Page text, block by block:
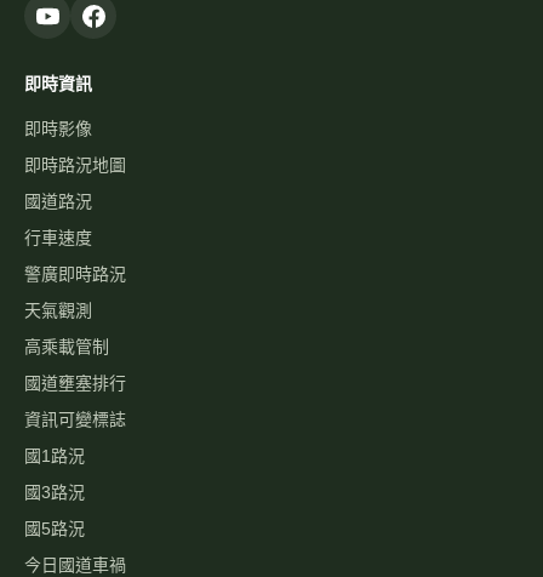
國道壅塞排行
國1路況
國3路況
國5路況
今日國道車禍
服務
國道事故影像資料庫
歷史車速
經緯度查即時影像
自訂影像
路況通報
國道服務區 休息站
交流道資訊
旅遊景點